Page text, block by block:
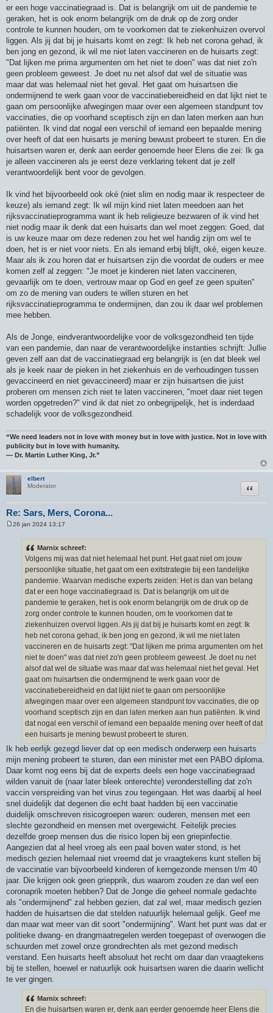
er een hoge vaccinatiegraad is. Dat is belangrijk om uit de pandemie te
geraken, het is ook enorm belangrijk om de druk op de zorg onder
controle te kunnen houden, om te voorkomen dat te ziekenhuizen overvol
liggen. Als jij dat bij je huisarts komt en zegt: Ik heb net corona gehad, ik
ben jong en gezond, ik wil me niet laten vaccineren en de huisarts zegt:
"Dat lijken me prima argumenten om het niet te doen" was dat niet zo'n
geen probleem geweest. Je doet nu net alsof dat wel de situatie was
maar dat was helemaal niet het geval. Het gaat om huisartsen die
ondermijnend te werk gaan voor de vaccinatiebereidheid en dat lijkt niet te
gaan om persoonlijke afwegingen maar over een algemeen standpunt tov
vaccinaties, die op voorhand sceptisch zijn en dan laten merken aan hun
patiënten. Ik vind dat nogal een verschil of iemand een bepaalde mening
over heeft of dat een huisarts je mening bewust probeert te sturen. En die
huisartsen waren er, denk aan eerder genoemde heer Elens die zei: Ik ga
je alleen vaccineren als je eerst deze verklaring tekent dat je zelf
verantwoordelijk bent voor de gevolgen.
Ik vind het bijvoorbeeld ook oké (niet slim en nodig maar ik respecteer de
keuze) als iemand zegt: Ik wil mijn kind niet laten meedoen aan het
rijksvaccinatieprogramma want ik heb religieuze bezwaren of ik vind het
niet nodig maar ik denk dat een huisarts dan wel moet zeggen: Goed, dat
is uw keuze maar om deze redenen zou het wel handig zijn om wel te
doen, het is er niet voor niets. En als iemand erbij blijft, oké, eigen keuze.
Maar als ik zou horen dat er huisartsen zijn die voordat de ouders er mee
komen zelf al zeggen: "Je moet je kinderen niet laten vaccineren,
gevaarlijk om te doen, vertrouw maar op God en geef ze geen spuiten"
om zo de mening van ouders te willen sturen en het
rijksvaccinatieprogramma te ondermijnen, dan zou ik daar wel problemen
mee hebben.
Als de Jonge, eindverantwoordelijke voor de volksgezondheid ten tijde
van een pandemie, dan naar de verantwoordelijke instanties schrijft: Jullie
geven zelf aan dat de vaccinatiegraad erg belangrijk is (en dat bleek wel
als je keek naar de pieken in het ziekenhuis en de verhoudingen tussen
gevaccineerd en niet gevaccineerd) maar er zijn huisartsen die juist
proberen om mensen zich niet te laten vaccineren, "moet daar niet tegen
worden opgetreden?" vind ik dat niet zo onbegrijpelijk, het is inderdaad
schadelijk voor de volksgezondheid.
“We need leaders not in love with money but in love with justice. Not in love with
publicity but in love with humanity.
― Dr. Martin Luther King, Jr.”
elbert
Moderator
Re: Sars, Mers, Corona...
Citeer
26 jan 2024 13:17
Marnix schreef:
Volgens mij was dat niet helemaal het punt. Het gaat niet om jouw
persoonlijke situatie, het gaat om een exitstrategie bij een landelijke
pandemie. Waarvan medische experts zeiden: Het is dan van belang
dat er een hoge vaccinatiegraad is. Dat is belangrijk om uit de
pandemie te geraken, het is ook enorm belangrijk om de druk op de
zorg onder controle te kunnen houden, om te voorkomen dat te
ziekenhuizen overvol liggen. Als jij dat bij je huisarts komt en zegt: Ik
heb net corona gehad, ik ben jong en gezond, ik wil me niet laten
vaccineren en de huisarts zegt: "Dat lijken me prima argumenten om het
niet te doen" was dat niet zo'n geen probleem geweest. Je doet nu net
alsof dat wel de situatie was maar dat was helemaal niet het geval. Het
gaat om huisartsen die ondermijnend te werk gaan voor de
vaccinatiebereidheid en dat lijkt niet te gaan om persoonlijke
afwegingen maar over een algemeen standpunt tov vaccinaties, die op
voorhand sceptisch zijn en dan laten merken aan hun patiënten. Ik vind
dat nogal een verschil of iemand een bepaalde mening over heeft of dat
een huisarts je mening bewust probeert te sturen.
Ik heb eerlijk gezegd liever dat op een medisch onderwerp een huisarts
mijn mening probeert te sturen, dan een minister met een PABO diploma.
Daar komt nog eens bij dat de experts deels een hoge vaccinatiegraad
wilden vanuit de (naar later bleek onterechte) veronderstelling dat zo'n
vaccin verspreiding van het virus zou tegengaan. Het was daarbij al heel
snel duidelijk dat degenen die echt baat hadden bij een vaccinatie
duidelijk omschreven risicogroepen waren: ouderen, mensen met een
slechte gezondheid en mensen met overgewicht. Feitelijk precies
dezelfde groep mensen dus die risico lopen bij een griepinfectie.
Aangezien dat al heel vroeg als een paal boven water stond, is het
medisch gezien helemaal niet vreemd dat je vraagtekens kunt stellen bij
de vaccinatie van bijvoorbeeld kinderen of kerngezonde mensen t/m 40
jaar. Die krijgen ook geen griepprik, dus waarom zouden ze dan wel een
coronaprik moeten hebben? Dat de Jonge die geheel normale gedachte
als "ondermijnend" zal hebben gezien, dat zal wel, maar medisch gezien
hadden de huisartsen die dat stelden natuurlijk helemaal gelijk. Geef me
dan maar wat meer van dit soort "ondermijning". Want het punt was dat er
politieke dwang- en drangmaatregelen werden toegepast of overwogen die
schuurden met zowel onze grondrechten als met gezond medisch
verstand. Een huisarts heeft absoluut het recht om daar dan vraagtekens
bij te stellen, hoewel er natuurlijk ook huisartsen waren die daarin wellicht
te ver gingen.
Marnix schreef:
En die huisartsen waren er, denk aan eerder genoemde heer Elens die